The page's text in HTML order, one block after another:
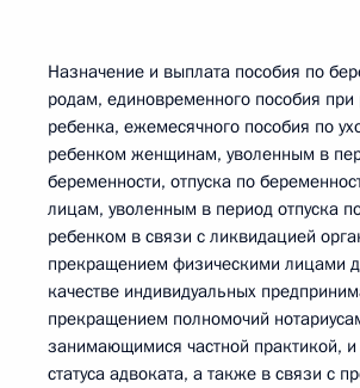
Назначение и выплата пособия по
родам, единовременного пособия
ребенка, ежемесячного пособия по
ребенком женщинам, уволенным в
беременности, отпуска по
лицам, уволенным в период отпуска
ребенком в связи с ликвидацией
прекращением физическими лицами
качестве индивидуальных
прекращением полномочий
занимающимися частной практикой,
статуса адвоката, а также в связи с